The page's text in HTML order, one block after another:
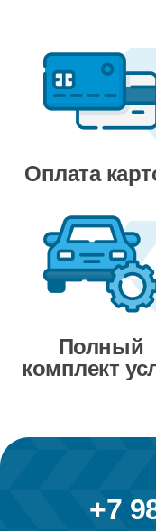
Оплата
Полный
комплект
+7